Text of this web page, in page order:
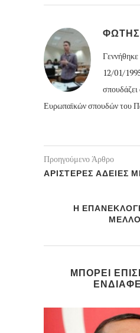
12/01/
Ευρωπαϊκών σπουδών του
Προηγούμενο Άρθρο
ΑΡΙΣΤΕΡΕΣ ΑΔΕΙΕΣ
Η
ΜΠΟΡΕΙ